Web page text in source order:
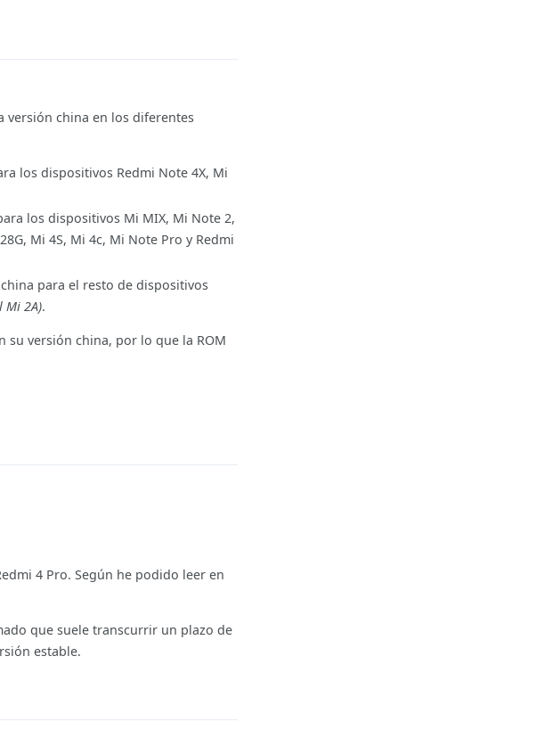
versión china en los diferentes
los dispositivos Redmi Note 4X, Mi
los dispositivos Mi MIX, Mi Note 2,
Mi 4S, Mi 4c, Mi Note Pro y Redmi
para el resto de dispositivos
Mi 2A).
su versión china, por lo que la ROM
4 Pro. Según he podido leer en
que suele transcurrir un plazo de
estable.